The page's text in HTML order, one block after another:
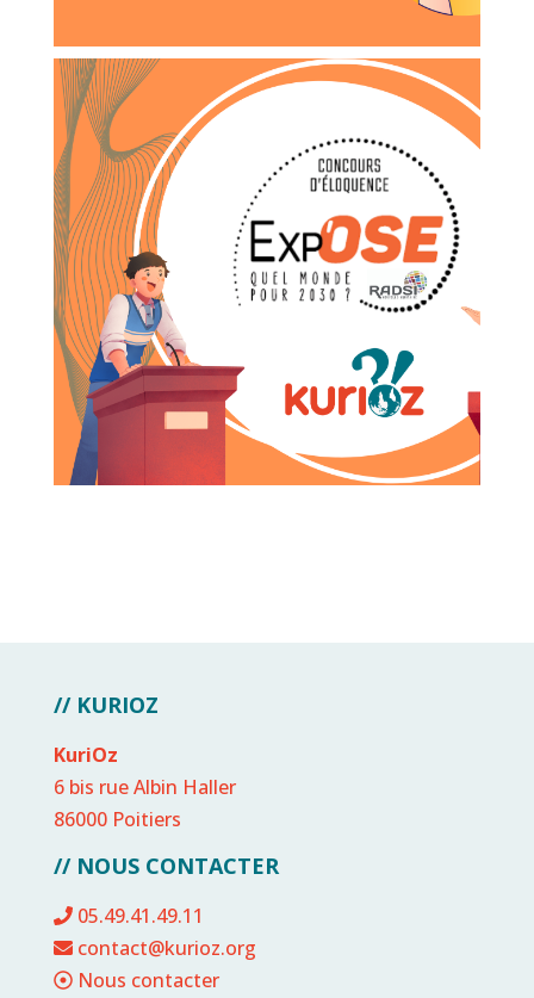
// KURIOZ
KuriOz
6 bis rue Albin Haller
86000 Poitiers
// NOUS CONTACTER
05.49.41.49.11
contact@kurioz.org
Nous contacter